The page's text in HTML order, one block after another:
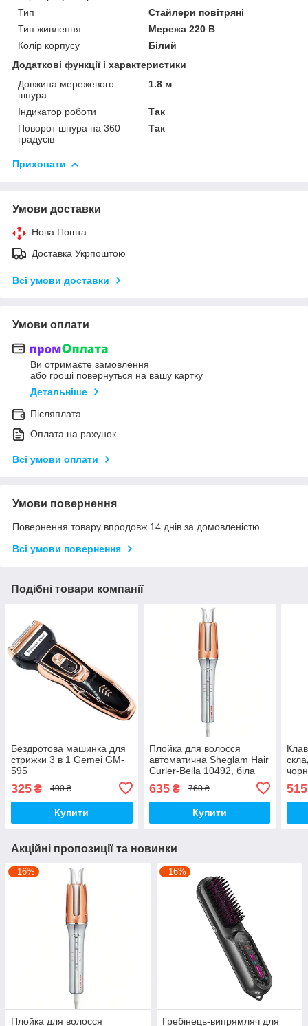
Тип
Стайлери повітряні
Тип живлення
Мережа 220 В
Колір корпусу
Білий
Додаткові функції і характеристики
Довжина мережевого
шнура
1.8 м
Індикатор роботи
Так
Поворот шнура на 360
градусів
Так
Приховати
Умови доставки
Нова Пошта
Доставка Укрпоштою
Всі умови доставки
Умови оплати
Ви отримаєте замовлення
або гроші повернуться на вашу картку
Детальніше
Післяплата
Оплата на рахунок
Всі умови оплати
Умови повернення
Повернення товару впродовж 14 днів за домовленістю
Всі умови повернення
Подібні товари компанії
Бездротова машинка для
стрижки 3 в 1 Gemei GM-
595
325 ₴ 400 ₴
Купити
Плойка для волосся
автоматична Sheglam Hair
Curler-Bella 10492, біла
635₴ 760 ₴
Купити
515
Акційні пропозиції та новинки
–16%
Плойка для волосся
–16%
Гребінець-випрямляч для